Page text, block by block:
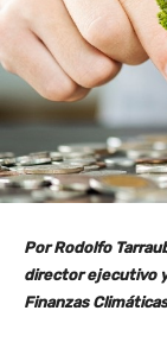
Por Rodolfo
director ejecutivo
Finanzas